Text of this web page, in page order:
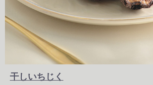
干しいちじく